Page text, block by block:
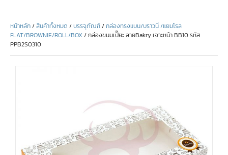
หน้าหลัก/สินค้าทั้งหมด /บรรจุภัณฑ์/กล่องทรงแบน/บราวนี่ /แยมโรล
FLAT/BROWNIE/ROLL/BOX / กล่องขนมเปี๊ยะ ลายBakry เจาะหน้า BB10 รหัส
PPB2S0310